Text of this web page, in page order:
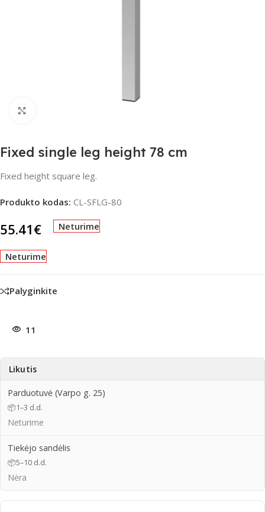
Fixed single leg height 78 cm
Fixed height square leg.
Produkto kodas: CL-SFLG-80
55.41€ Neturime
Neturime
Palyginkite
11
Likutis
Parduotuvė (Varpo g. 25)
📦1–3 d.d.
Neturime
Tiekėjo sandėlis
📦5–10 d.d.
Nėra